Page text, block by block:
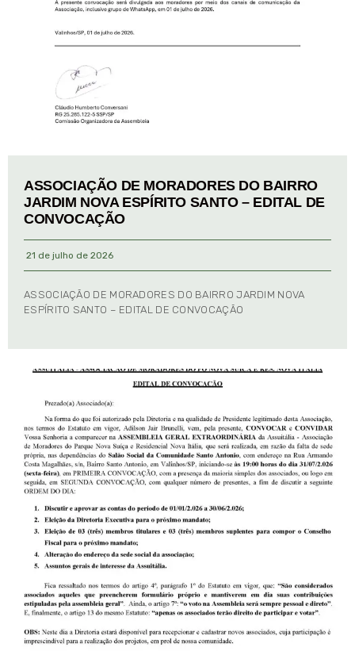
ASSOCIAÇÃO DE MORADORES DO BAIRRO
JARDIM NOVA ESPÍRITO SANTO – EDITAL DE
CONVOCAÇÃO
21 de julho de 2026
ASSOCIAÇÃO DE MORADORES DO BAIRRO JARDIM NOVA
ESPÍRITO SANTO – EDITAL DE CONVOCAÇÃO